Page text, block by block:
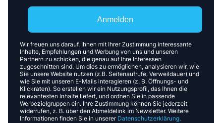
Anmelden
Wir freuen uns darauf, Ihnen mit Ihrer Zustimmung interessante
Inhalte, Empfehlungen und Werbung von uns und unseren
Partnern zu schicken, die genau auf Ihre Interessen
zugeschnitten sind. Um dies zu ermöglichen, analysieren wir, wie
Sie unsere Website nutzen (z.B. Seitenaufrufe, Verweildauer) und
wie Sie mit unseren E-Mails interagieren (z. B. Öffnungs- und
Klickraten). So erstellen wir ein Nutzungsprofil, das Ihnen die
relevantesten Inhalte liefert, und ordnen Sie in passende
Werbezielgruppen ein. Ihre Zustimmung können Sie jederzeit
widerrufen, z. B. über den Abmeldelink im Newsletter. Weitere
Informationen finden Sie in unserer Datenschutzerklärung.